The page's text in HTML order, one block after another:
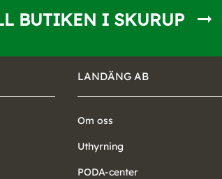
BUTIKEN I SKURUP
LANDÄNG AB
Om oss
Uthyrning
PODA-center